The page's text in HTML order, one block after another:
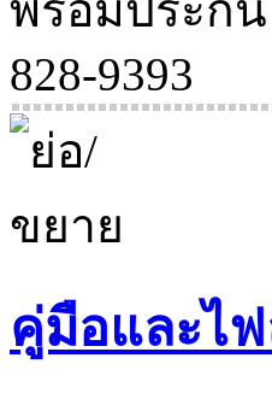
828-9393
คู่มือและไ